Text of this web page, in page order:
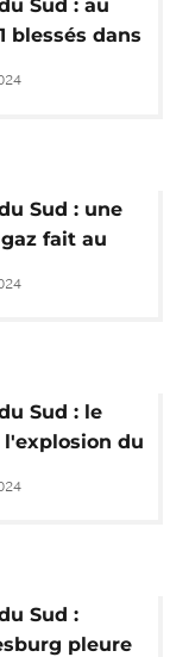
Sud : au
blessés dans
Sud : une
fait au
morts à
Sud : le
du
monte
Sud :
pleure